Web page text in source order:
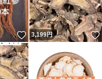
いいね！
3,199円